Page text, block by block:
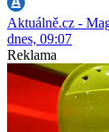
Aktuálně.cz -
dnes, 09:07
Reklama